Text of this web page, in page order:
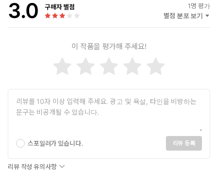
3.0 구매자 별점 1명 평가
별점 분포 보기
이 작품을 평가해 주세요!
스포일러가 있습니다. 리뷰 등록
리뷰 작성 유의사항